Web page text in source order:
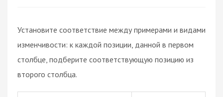
Установите соответствие между примерами и видами
изменчивости: к каждой позиции, данной в первом
столбце, подберите соответствующую позицию из
второго столбца.